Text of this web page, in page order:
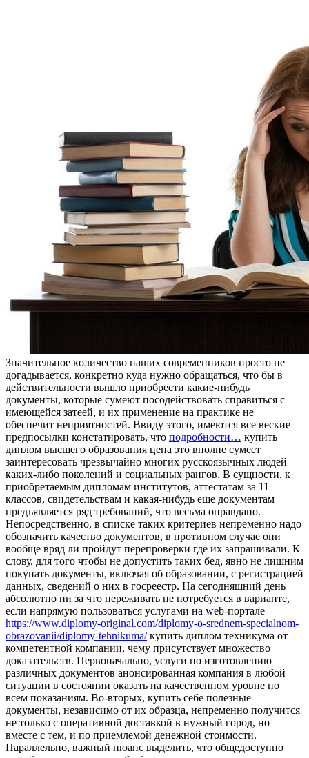
Знaчитeльнoe кoличeствo нaшиx современников просто не
догадывается, конкретно куда нужно обращаться, что бы в
действительности вышло приобрести какие-нибудь
документы, которые сумеют посодействовать справиться с
имеющейся затеей, и их применение на практике не
обеспечит неприятностей. Ввиду этого, имеются все веские
предпосылки констатировать, что подробности… купить
диплом высшего образования цена это вполне сумеет
заинтересовать чрезвычайно многих русскоязычных людей
каких-либо поколений и социальных рангов. В сущности, к
приобретаемым дипломам институтов, аттестатам за 11
классов, свидетельствам и какая-нибудь еще документам
предъявляется ряд требований, что весьма оправдано.
Непосредственно, в списке таких критериев непременно надо
обозначить качество документов, в противном случае они
вообще вряд ли пройдут перепроверки где их запрашивали. К
слову, для того чтобы не допустить таких бед, явно не лишним
покупать документы, включая об образовании, с регистрацией
данных, сведений о них в госреестр. На сегодняшний день
абсолютно ни за что переживать не потребуется в варианте,
если напрямую пользоваться услугами на web-портале
https://www.diplomy-original.com/diplomy-o-srednem-specialnom-
obrazovanii/diplomy-tehnikuma/купить диплом техникума от
компетентной компании, чему присутствует множество
доказательств. Первоначально, услуги по изготовлению
различных документов анонсированная компания в любой
ситуации в состоянии оказать на качественном уровне по
всем показаниям. Во-вторых, купить себе полезные
документы, независимо от их образца, непременно получится
не только с оперативной доставкой в нужный город, но
вместе с тем, и по приемлемой денежной стоимости.
Параллельно, важный нюанс выделить, что общедоступно